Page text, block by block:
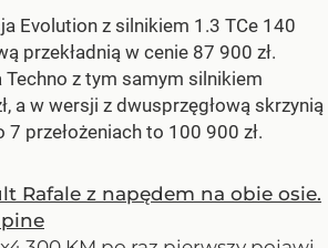
Evolution z silnikiem 1.3 TCe 140
przekładnią w cenie 87 900 zł.
z tym samym silnikiem
a w wersji z dwusprzęgłową skrzynią
7 przełożeniach to 100 900 zł.
Rafale z napędem na obie osie.